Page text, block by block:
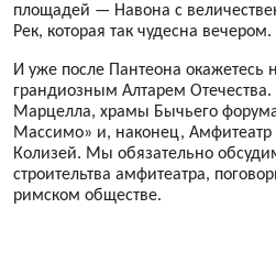
площадей — Навона с
Рек, которая так чудесна вечером.
И уже после Пантеона
грандиозным Алтарем
Марцелла, храмы Бычьего
Массимо» и, наконец,
Колизей. Мы обязательно
строительтва амфитеатра,
римском обществе.